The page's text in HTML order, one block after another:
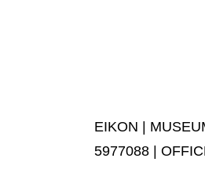
EIKON |
5977088 |